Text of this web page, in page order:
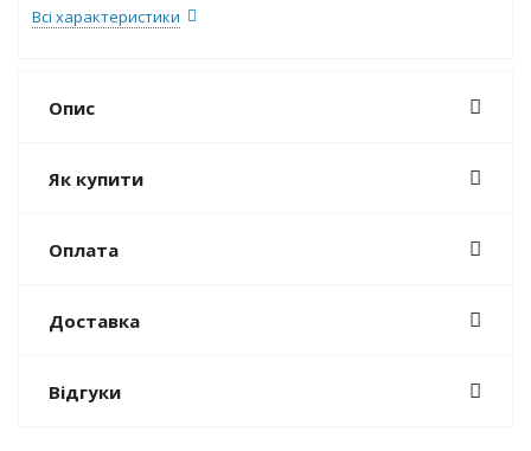
Всі характеристики
Опис
Як купити
Оплата
Доставка
Відгуки